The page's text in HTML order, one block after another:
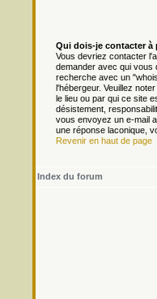
Qui dois-je contacter à
Vous devriez contacter
demander avec qui vous
recherche avec un
l'hébergeur. Veuillez
le lieu ou par qui ce site
désistement,
vous envoyez un e-mail
une réponse laconique,
Revenir en haut de page
Index du forum